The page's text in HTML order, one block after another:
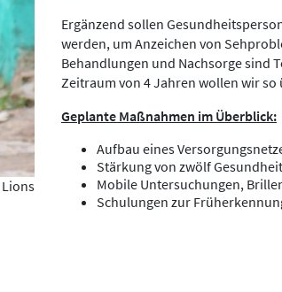
Ergänzend sollen
werden, um Anzeichen von
Behandlungen und Nachsorge sind
Zeitraum von 4 Jahren wollen wir
Geplante Maßnahmen im Überblick:
Aufbau eines
Stärkung von zwölf
Mobile Untersuchungen,
Schulungen zur